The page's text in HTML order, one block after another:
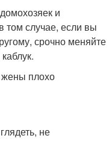
и
том случае, если вы
срочно меняйте
плохо
не